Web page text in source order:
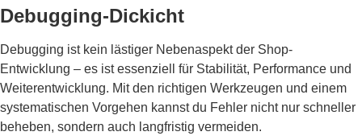
Debugging-Dickicht
Debugging ist kein lästiger Nebenaspekt der Shop-
Entwicklung – es ist essenziell für Stabilität, Performance und
Weiterentwicklung. Mit den richtigen Werkzeugen und einem
systematischen Vorgehen kannst du Fehler nicht nur schneller
beheben, sondern auch langfristig vermeiden.